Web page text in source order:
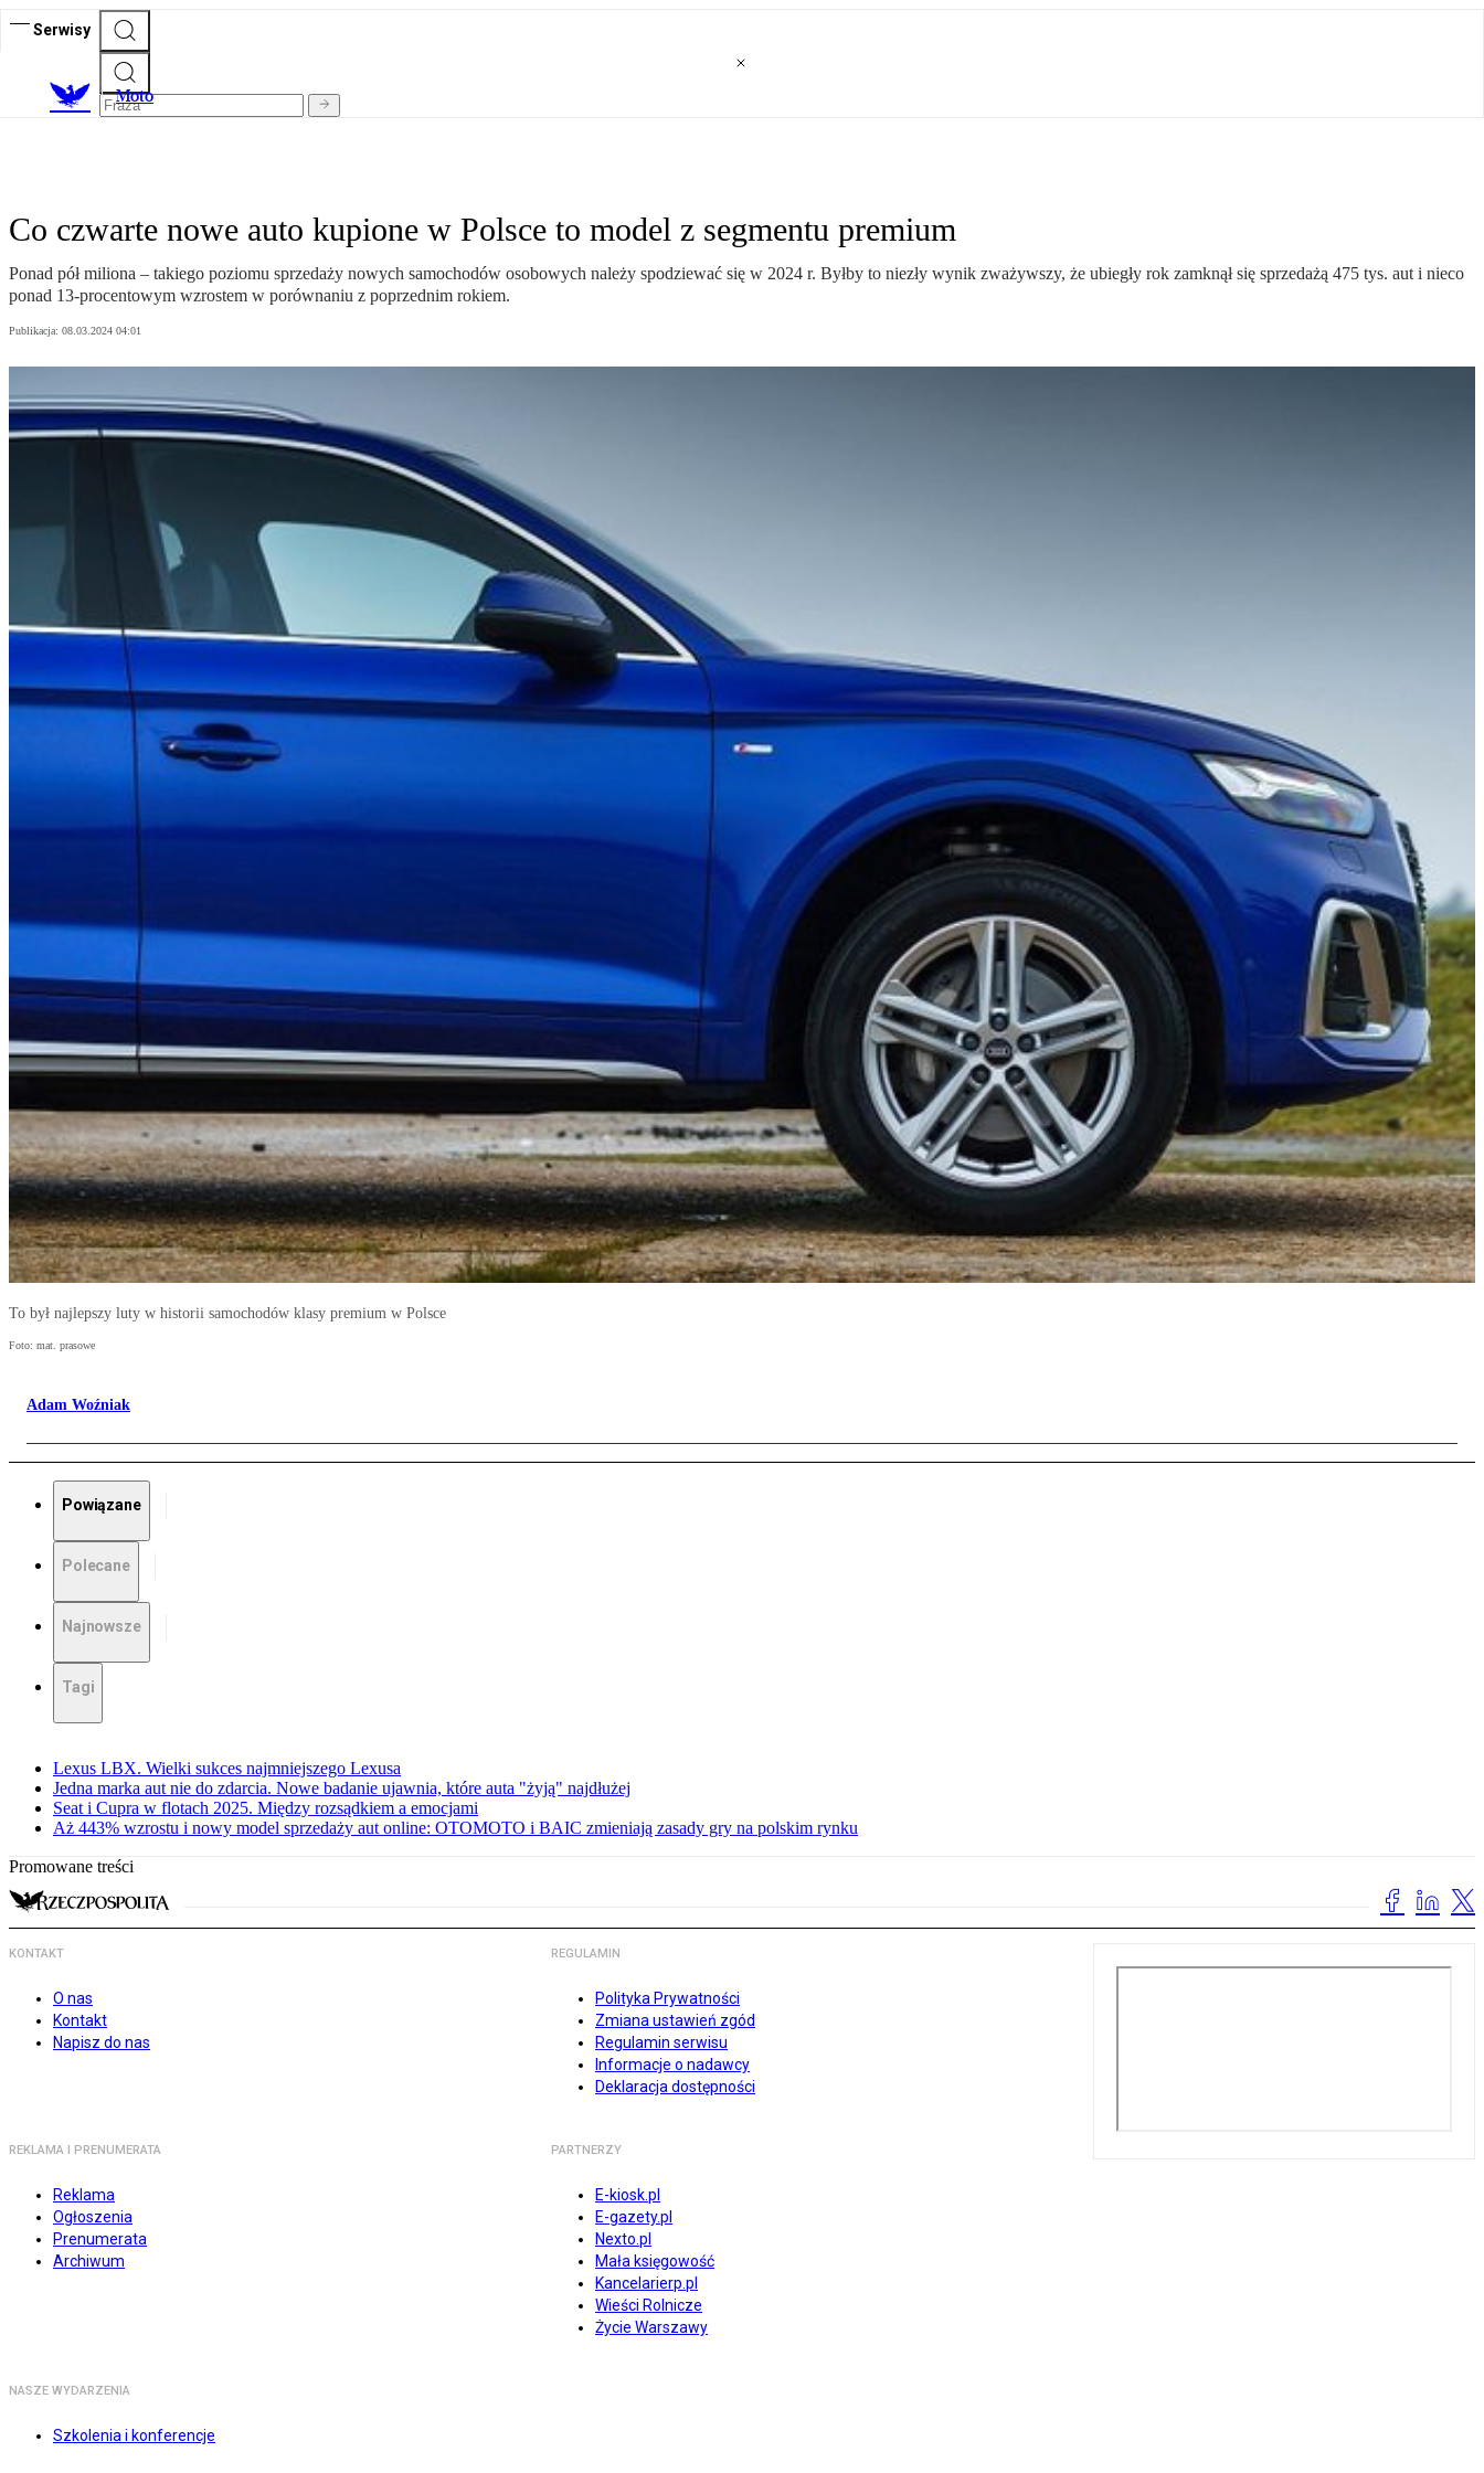
Serwisy
Moto
Co czwarte nowe auto kupione w Polsce to model z segmentu premium
Ponad pół miliona – takiego poziomu sprzedaży nowych samochodów osobowych należy spodziewać się w 2024 r. Byłby to niezły wynik zważywszy, że ubiegły rok zamknął się sprzedażą 475 tys. aut i nieco
ponad 13-procentowym wzrostem w porównaniu z poprzednim rokiem.
Publikacja: 08.03.2024 04:01
To był najlepszy luty w historii samochodów klasy premium w Polsce
Foto: mat. prasowe
Adam Woźniak
Powiązane
Polecane
Najnowsze
Tagi
Lexus LBX. Wielki sukces najmniejszego Lexusa
Jedna marka aut nie do zdarcia. Nowe badanie ujawnia, które auta "żyją" najdłużej
Seat i Cupra w flotach 2025. Między rozsądkiem a emocjami
Aż 443% wzrostu i nowy model sprzedaży aut online: OTOMOTO i BAIC zmieniają zasady gry na polskim rynku
Promowane treści
KONTAKT
O nas
Kontakt
Napisz do nas
REGULAMIN
Polityka Prywatności
Zmiana ustawień zgód
Regulamin serwisu
Informacje o nadawcy
Deklaracja dostępności
REKLAMA I PRENUMERATA
Reklama
Ogłoszenia
Prenumerata
Archiwum
PARTNERZY
E-kiosk.pl
E-gazety.pl
Nexto.pl
Mała księgowość
Kancelarierp.pl
Wieści Rolnicze
Życie Warszawy
NASZE WYDARZENIA
Szkolenia i konferencje